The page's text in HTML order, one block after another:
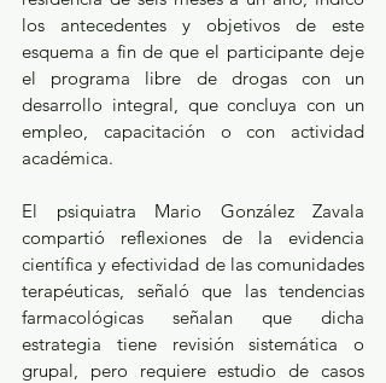
los antecedentes y objetivos de este
esquema a fin de que el participante deje
el programa libre de drogas con un
desarrollo integral, que concluya con un
empleo, capacitación o con actividad
académica.
El psiquiatra Mario González Zavala
compartió reflexiones de la evidencia
científica y efectividad de las comunidades
terapéuticas, señaló que las tendencias
farmacológicas señalan que dicha
estrategia tiene revisión sistemática o
grupal, pero requiere estudio de casos